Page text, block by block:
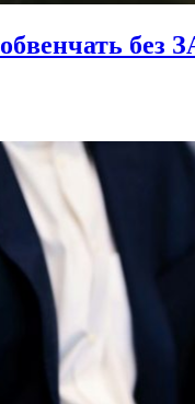
обвенчать без